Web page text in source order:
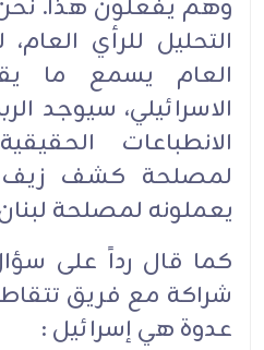
وهم يفعلون هذا.
التحليل للرأي العام،
العام يسمع ما
الاسرائيلي، سيوجد
الانطباعات
لمصلحة كشف زيف
يعملونه لمصلحة
كما قال رداً على
شراكة مع فريق
عدوة هي إسرائيل :